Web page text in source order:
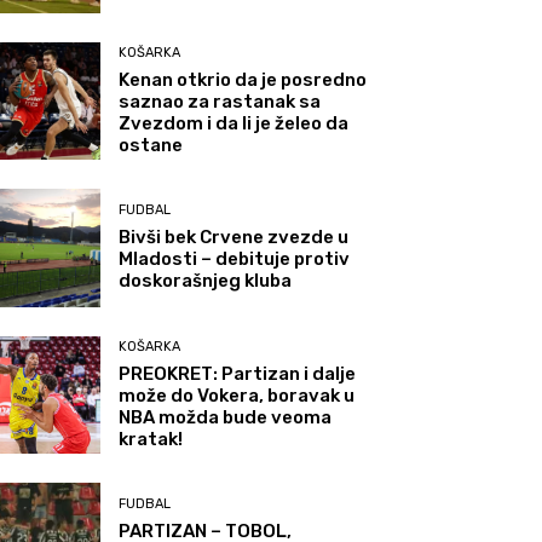
KOŠARKA
Kenan otkrio da je posredno
saznao za rastanak sa
Zvezdom i da li je želeo da
ostane
FUDBAL
Bivši bek Crvene zvezde u
Mladosti – debituje protiv
doskorašnjeg kluba
KOŠARKA
PREOKRET: Partizan i dalje
može do Vokera, boravak u
NBA možda bude veoma
kratak!
FUDBAL
PARTIZAN – TOBOL,